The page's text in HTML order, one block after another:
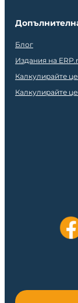
Блог
Издания на
Калкулирайте
Калкулирайте